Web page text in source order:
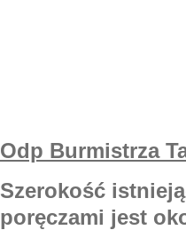
Odp Burmistrza
Szerokość
poręczami jest